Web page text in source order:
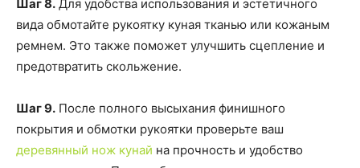
Шаг 8. Для удобства использования и эстетичного
вида обмотайте рукоятку куная тканью или кожаным
ремнем. Это также поможет улучшить сцепление и
предотвратить скольжение.
Шаг 9. После полного высыхания финишного
покрытия и обмотки рукоятки проверьте ваш
деревянный нож кунай на прочность и удобство